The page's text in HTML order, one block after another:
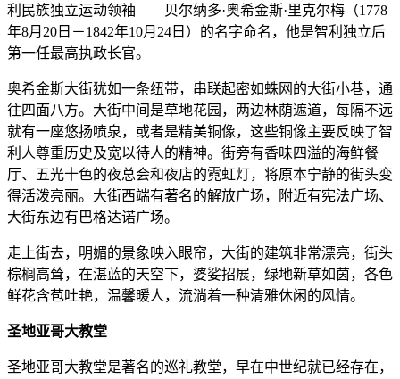
利民族独立运动领袖——贝尔纳多·奥希金斯·里克尔梅（1778
年8月20日－1842年10月24日）的名字命名，他是智利独立后
第一任最高执政长官。
奥希金斯大街犹如一条纽带，串联起密如蛛网的大街小巷，通
往四面八方。大街中间是草地花园，两边林荫遮道，每隔不远
就有一座悠扬喷泉，或者是精美铜像，这些铜像主要反映了智
利人尊重历史及宽以待人的精神。街旁有香味四溢的海鲜餐
厅、五光十色的夜总会和夜店的霓虹灯，将原本宁静的街头变
得活泼亮丽。大街西端有著名的解放广场，附近有宪法广场、
大街东边有巴格达诺广场。
走上街去，明媚的景象映入眼帘，大街的建筑非常漂亮，街头
棕榈高耸，在湛蓝的天空下，婆娑招展，绿地新草如茵，各色
鲜花含苞吐艳，温馨暖人，流淌着一种清雅休闲的风情。
圣地亚哥大教堂
圣地亚哥大教堂是著名的巡礼教堂，早在中世纪就已经存在，